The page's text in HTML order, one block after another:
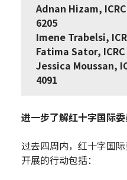
Adnan Hizam,
6205
Imene Trabelsi,
Fatima Sator,
Jessica Moussan,
4091
进一步了解红十字国际委
过去四周内，红十字国
开展的行动包括：